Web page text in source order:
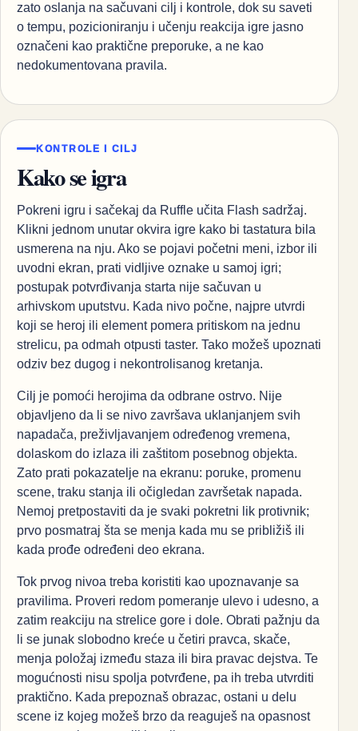
zato oslanja na sačuvani cilj i kontrole, dok su saveti
o tempu, pozicioniranju i učenju reakcija igre jasno
označeni kao praktične preporuke, a ne kao
nedokumentovana pravila.
KONTROLE I CILJ
Kako se igra
Pokreni igru i sačekaj da Ruffle učita Flash sadržaj.
Klikni jednom unutar okvira igre kako bi tastatura bila
usmerena na nju. Ako se pojavi početni meni, izbor ili
uvodni ekran, prati vidljive oznake u samoj igri;
postupak potvrđivanja starta nije sačuvan u
arhivskom uputstvu. Kada nivo počne, najpre utvrdi
koji se heroj ili element pomera pritiskom na jednu
strelicu, pa odmah otpusti taster. Tako možeš upoznati
odziv bez dugog i nekontrolisanog kretanja.
Cilj je pomoći herojima da odbrane ostrvo. Nije
objavljeno da li se nivo završava uklanjanjem svih
napadača, preživljavanjem određenog vremena,
dolaskom do izlaza ili zaštitom posebnog objekta.
Zato prati pokazatelje na ekranu: poruke, promenu
scene, traku stanja ili očigledan završetak napada.
Nemoj pretpostaviti da je svaki pokretni lik protivnik;
prvo posmatraj šta se menja kada mu se približiš ili
kada prođe određeni deo ekrana.
Tok prvog nivoa treba koristiti kao upoznavanje sa
pravilima. Proveri redom pomeranje ulevo i udesno, a
zatim reakciju na strelice gore i dole. Obrati pažnju da
li se junak slobodno kreće u četiri pravca, skače,
menja položaj između staza ili bira pravac dejstva. Te
mogućnosti nisu spolja potvrđene, pa ih treba utvrditi
praktično. Kada prepoznaš obrazac, ostani u delu
scene iz kojeg možeš brzo da reaguješ na opasnost